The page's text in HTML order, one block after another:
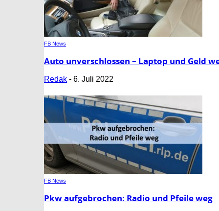
FB News
Auto unverschlossen – Laptop und Geld
Redak - 6. Juli 2022
FB News
Pkw aufgebrochen: Radio und Pfeile weg